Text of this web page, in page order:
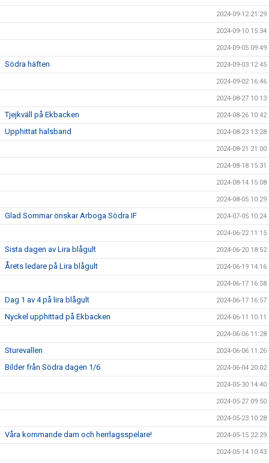
2024-09-12 21:29
2024-09-10 15:34
2024-09-05 09:49
Södra häften 2024-09-03 12:45
2024-09-02 16:46
2024-08-27 10:13
Tjejkväll på Ekbacken 2024-08-26 10:42
Upphittat halsband 2024-08-23 13:28
2024-08-21 21:00
2024-08-18 15:31
2024-08-14 15:08
2024-08-05 10:29
Glad Sommar önskar Arboga Södra IF 2024-07-05 10:24
2024-06-22 11:15
Sista dagen av Lira blågult 2024-06-20 18:52
Årets ledare på Lira blågult 2024-06-19 14:16
2024-06-17 16:58
Dag 1 av 4 på lira blågult 2024-06-17 16:57
Nyckel upphittad på Ekbacken 2024-06-11 10:11
2024-06-06 11:28
Sturevallen 2024-06-06 11:26
Bilder från Södra dagen 1/6 2024-06-04 20:02
2024-05-30 14:40
2024-05-27 09:50
2024-05-23 10:28
Våra kommande dam och herrlagsspelare! 2024-05-15 22:29
2024-05-14 10:43